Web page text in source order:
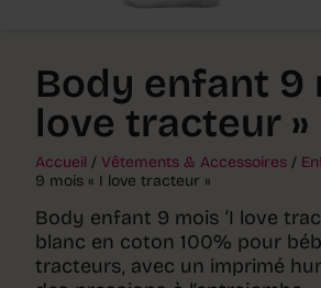
Body enfant 9
love tracteur »
Accueil / Vêtements & Accessoires /
9 mois « I love tracteur »
Body enfant 9 mois ‘I love
blanc en coton 100% pour
tracteurs, avec un imprimé